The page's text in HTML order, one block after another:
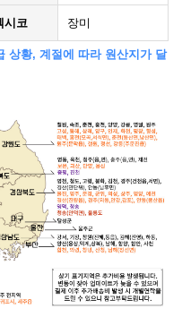
시코 장미
상황, 계절에 따라 원산지가 달